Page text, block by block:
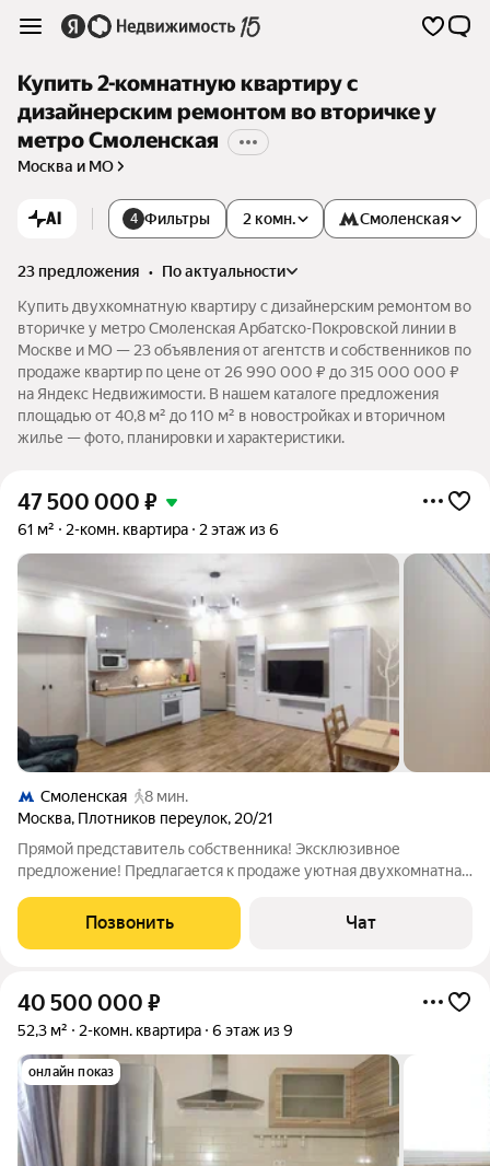
Купить 2-комнатную квартиру с
дизайнерским ремонтом во вторичке у
метро Смоленская
Москва и МО
AI 4 Фильтры 2 комн. Смоленская
23 предложения •
по актуальности
Купить двухкомнатную квартиру с дизайнерским ремонтом во
вторичке у метро Смоленская Арбатско-Покровской линии в
Москве и МО — 23 объявления от агентств и собственников по
продаже квартир по цене от 26 990 000 ₽ до 315 000 000 ₽
на Яндекс Недвижимости. В нашем каталоге предложения
площадью от 40,8 м² до 110 м² в новостройках и вторичном
жилье — фото, планировки и характеристики.
47 500 000 ₽
61 м² 2-комн. квартира 2 этаж из 6
Смоленская
8 мин.
Москва, Плотников переулок, 20/21
Прямой представитель собственника! Эксклюзивное
предложение! Пpeдлaгается к продаже уютная двухкомнатная
площaдь 61,1 кв.м., жилaя 36,7 (28.2 кв.м. куxня гocтинная, две
изолиpованных cпальни
Позвонить Чат
40 500 000 ₽
52,3 м² 2-комн. квартира 6 этаж из 9
онлайн показ